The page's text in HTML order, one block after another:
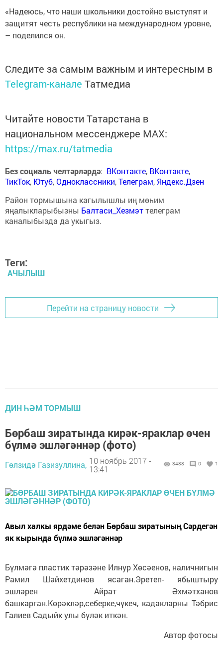
«Надеюсь, что наши школьники достойно выступят и
защитят честь республики на международном уровне,
– поделился он.
Следите за самым важным и интересным в
Telegram-канале Татмедиа
Читайте новости Татарстана в
национальном мессенджере MАХ:
https://max.ru/tatmedia
Без социаль челтәрләрдә: ВКонтакте, ВКонтакте,
ТикТок, Ютуб,Одноклассники,Телеграм, Яндекс.Дзен
Район тормышына кагылышлы иң мөһим
яңалыкларыбызны Балтаси_Хезмэттелеграм
каналыбызда да укыгыз.
Теги:
АЧЫЛЫШ
Перейти на страницу новости
ДИН ҺӘМ ТОРМЫШ
Бөрбаш зиратында кирәк-яраклар өчен
бүлмә эшләгәннәр (фото)
Гөлзидә Газизуллина, 10 ноябрь 2017 -
13:41
3488 0 1
Авыл халкы ярдәме белән Бөрбаш зиратының Сәрдегән
як кырында бүлмә эшләгәннәр
Бүлмәгә пластик тәрәзәне Илнур Хөсәенов, наличнигын
Рамил Шәйхетдинов ясаган.Эретеп- ябыштыру
эшләрен Айрат Әхмәтханов
башкарган.Көрәкләр,себерке,чүкеч, кадакларны Тәбрис
Галиев Садыйк улы бүләк иткән.
Автор фотосы